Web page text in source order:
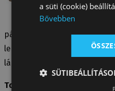
pántokkal a szügynél,
lehet szabályozni. Tattini
lábaknál kapcsokkal. Gumi
További hasonló takarókat
a süti (cookie)
Bővebben